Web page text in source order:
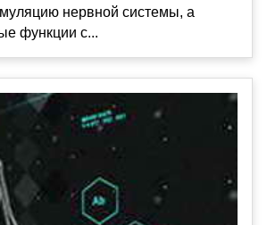
нервной системы, а
функции с...